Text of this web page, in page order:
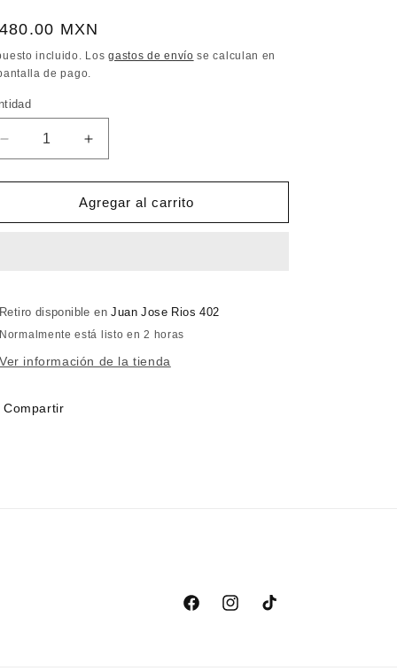
MXN
incluido. Losgastos de envío se calculan en
de pago.
Reducir
cantidad
para
Borage
Aumentar
cantidad
para
NOW
Borage
Agregar al carrito
Retiro disponible enJuan Jose Rios 402
Normalmente está listo en 2 horas
Ver información de la tienda
Compartir
FacebookInstagramTikTok